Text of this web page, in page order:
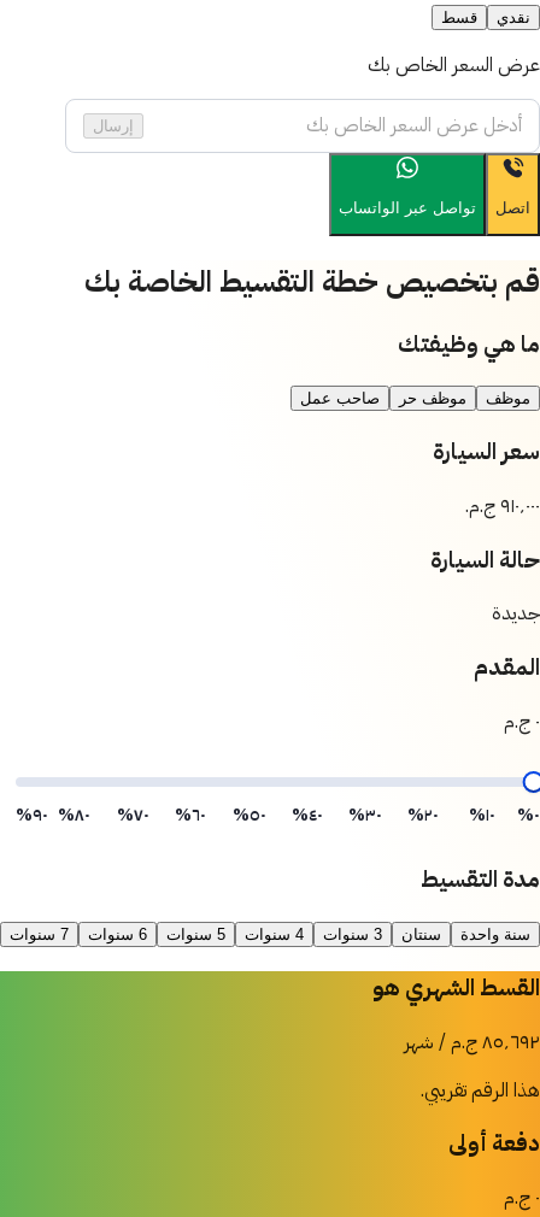
نقدي قسط
عرض السعر الخاص بك
إرسال
اتصل تواصل عبر الواتساب
قم بتخصيص خطة التقسيط الخاصة بك
ما هي وظيفتك
موظف موظف حر صاحب عمل
سعر السيارة
حالة السيارة
جديدة
المقدم
٠ ج.م
٠% ١٠% ٢٠% ٣٠% ٤٠% ٥٠% ٦٠% ٧٠% ٨٠% ٩٠%
مدة التقسيط
سنة واحدة سنتان 3 سنوات 4 سنوات 5 سنوات 6 سنوات 7 سنوات
القسط الشهري هو
٨٥٬٦٩٢ ج.م / شهر
هذا الرقم تقريبي.
دفعة أولى
٠ ج.م